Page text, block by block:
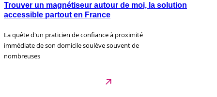
Trouver un magnétiseur autour de moi, la solution
accessible partout en France
La quête d'un praticien de confiance à proximité
immédiate de son domicile soulève souvent de
nombreuses